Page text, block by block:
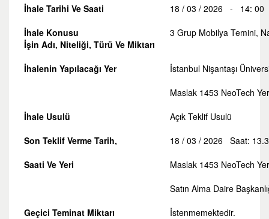
İhale Tarihi Ve Saati
18 / 03 / 2026 - 14: 00
İhale Konusu
İşin Adı, Niteliği, Türü Ve Miktarı
3 Grup Mobilya Temini,
İhalenin Yapılacağı Yer
İstanbul Nişantaşı
Maslak 1453 NeoTech
İhale Usulü
Açık Teklif Usulü
Son Teklif Verme Tarih,
Saati Ve Yeri
18 / 03 / 2026 Saat:
Maslak 1453 NeoTech
Satın Alma Daire
Geçici Teminat Miktarı
İstenmemektedir.